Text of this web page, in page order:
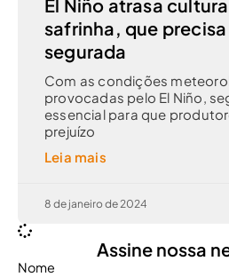
El Niño atrasa
safrinha, que
segurada
Com as condições
provocadas pelo El Niño,
essencial para que
prejuízo
Leia mais
8 de janeiro de 2024
Assine nossa
Nome